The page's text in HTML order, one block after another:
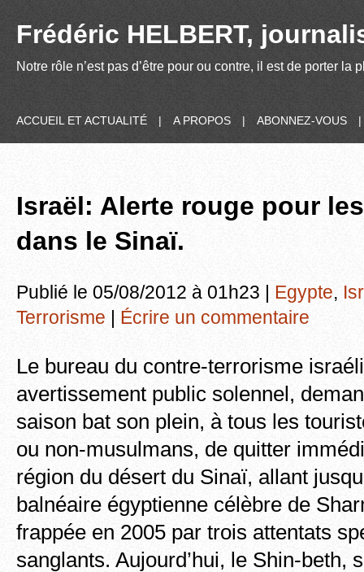
Frédéric HELBERT,
Notre rôle n’est pas d’être pour ou contre, il est de porter
ACCUEIL ET ACTUALITÉ | A PROPOS | ABONNEZ-VOUS |
Israël: Alerte rouge pour
dans le Sinaï.
Publié le 05/08/2012 à 01h23 | Egypte,
Terrorisme | Écrire un commentaire
Le bureau du contre-terrorisme
avertissement public solennel,
saison bat son plein, à tous les
ou non-musulmans, de quitter
région du désert du Sinaï, allant
balnéaire égyptienne célèbre de
frappée en 2005 par trois attentats
sanglants. Aujourd’hui, le Shin-beth,